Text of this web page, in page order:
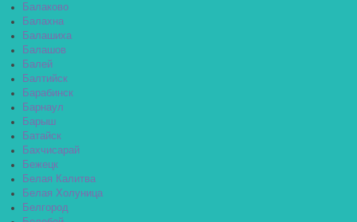
Балаково
Балахна
Балашиха
Балашов
Балей
Балтийск
Барабинск
Барнаул
Барыш
Батайск
Бахчисарай
Бежецк
Белая Калитва
Белая Холуница
Белгород